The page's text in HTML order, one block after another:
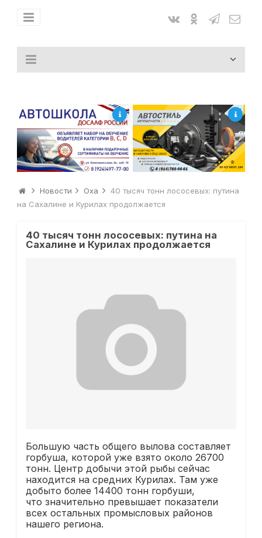
Новости Оха
40 тысяч тонн лососевых: путина
на Сахалине и Курилах продолжается
40 тысяч тонн лососевых: путина на
Сахалине и Курилах продолжается
Большую часть общего вылова составляет
горбуша, которой уже взято около 26700
тонн. Центр добычи этой рыбы сейчас
находится на средних Курилах. Там уже
добыто более 14400 тонн горбуши,
что значительно превышает показатели
всех остальных промысловых районов
нашего региона.